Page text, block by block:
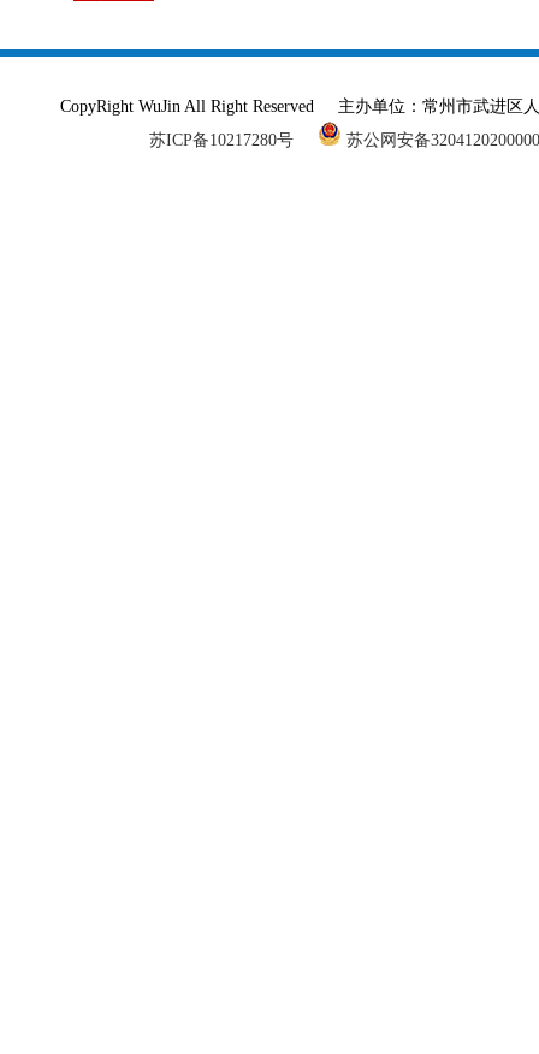
CopyRight WuJin All Right Reserved 主办单位：常州市武进
苏ICP备10217280号
苏公网安备